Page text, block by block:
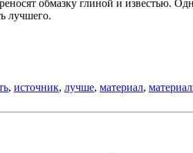
обмазку глиной и известью.
лучшего.
, источник, лучше, материал,